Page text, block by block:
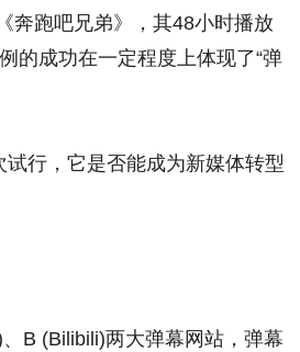
奔跑吧兄弟》，其48小时播放
的成功在一定程度上体现了“弹
行，它是否能成为新媒体转型
B (Bilibili)两大弹幕网站，弹幕